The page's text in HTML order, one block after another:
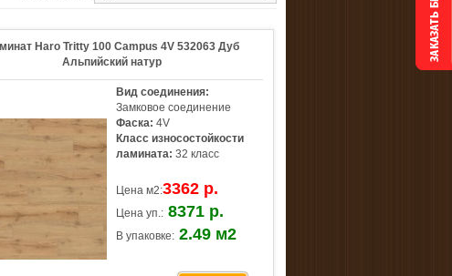
Haro Tritty 100 Campus 4V 532063 Дуб
Альпийский натур
Вид соединения:
Замковое соединение
Фаска: 4V
Класс износостойкости
ламината: 32 класс
Цена м2:3362 р.
Цена уп.: 8371 р.
В упаковке: 2.49 м2